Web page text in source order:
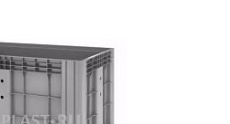
Под заказ